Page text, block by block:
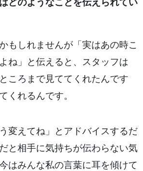
どのようなことを伝えられてい
もしれませんが「実はあの時こ
ね」と伝えると、スタッフは
ころまで見ててくれたんです
くれるんです。
変えてね」とアドバイスするだ
と相手に気持ちが伝わらない気
はみんな私の言葉に耳を傾けて